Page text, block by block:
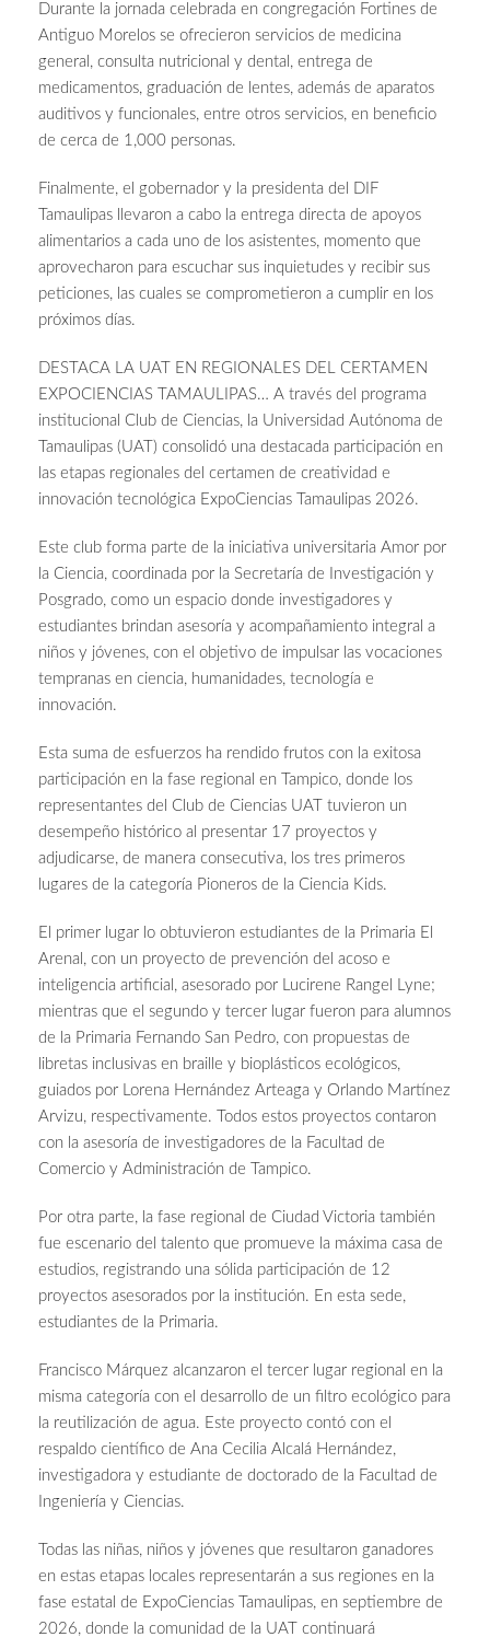
Durante la jornada celebrada en congregación Fortines de
Antiguo Morelos se ofrecieron servicios de medicina
general, consulta nutricional y dental, entrega de
medicamentos, graduación de lentes, además de aparatos
auditivos y funcionales, entre otros servicios, en beneficio
de cerca de 1,000 personas.
Finalmente, el gobernador y la presidenta del DIF
Tamaulipas llevaron a cabo la entrega directa de apoyos
alimentarios a cada uno de los asistentes, momento que
aprovecharon para escuchar sus inquietudes y recibir sus
peticiones, las cuales se comprometieron a cumplir en los
próximos días.
DESTACA LA UAT EN REGIONALES DEL CERTAMEN
EXPOCIENCIAS TAMAULIPAS… A través del programa
institucional Club de Ciencias, la Universidad Autónoma de
Tamaulipas (UAT) consolidó una destacada participación en
las etapas regionales del certamen de creatividad e
innovación tecnológica ExpoCiencias Tamaulipas 2026.
Este club forma parte de la iniciativa universitaria Amor por
la Ciencia, coordinada por la Secretaría de Investigación y
Posgrado, como un espacio donde investigadores y
estudiantes brindan asesoría y acompañamiento integral a
niños y jóvenes, con el objetivo de impulsar las vocaciones
tempranas en ciencia, humanidades, tecnología e
innovación.
Esta suma de esfuerzos ha rendido frutos con la exitosa
participación en la fase regional en Tampico, donde los
representantes del Club de Ciencias UAT tuvieron un
desempeño histórico al presentar 17 proyectos y
adjudicarse, de manera consecutiva, los tres primeros
lugares de la categoría Pioneros de la Ciencia Kids.
El primer lugar lo obtuvieron estudiantes de la Primaria El
Arenal, con un proyecto de prevención del acoso e
inteligencia artificial, asesorado por Lucirene Rangel Lyne;
mientras que el segundo y tercer lugar fueron para alumnos
de la Primaria Fernando San Pedro, con propuestas de
libretas inclusivas en braille y bioplásticos ecológicos,
guiados por Lorena Hernández Arteaga y Orlando Martínez
Arvizu, respectivamente. Todos estos proyectos contaron
con la asesoría de investigadores de la Facultad de
Comercio y Administración de Tampico.
Por otra parte, la fase regional de Ciudad Victoria también
fue escenario del talento que promueve la máxima casa de
estudios, registrando una sólida participación de 12
proyectos asesorados por la institución. En esta sede,
estudiantes de la Primaria.
Francisco Márquez alcanzaron el tercer lugar regional en la
misma categoría con el desarrollo de un filtro ecológico para
la reutilización de agua. Este proyecto contó con el
respaldo científico de Ana Cecilia Alcalá Hernández,
investigadora y estudiante de doctorado de la Facultad de
Ingeniería y Ciencias.
Todas las niñas, niños y jóvenes que resultaron ganadores
en estas etapas locales representarán a sus regiones en la
fase estatal de ExpoCiencias Tamaulipas, en septiembre de
2026, donde la comunidad de la UAT continuará